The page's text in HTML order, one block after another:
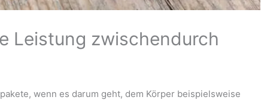
Leistung zwischendurch
wenn es darum geht, dem Körper beispielsweise